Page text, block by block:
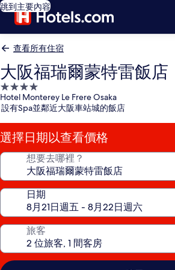
跳到主要內容
查看所有住宿
大阪福瑞爾蒙特雷飯店
4.0
星
級
住
宿
Hotel Monterey Le Frere Osaka
設有Spa並鄰近大阪車站城的飯店
選擇日期以查看價格
想要去哪裡？
日期
旅客